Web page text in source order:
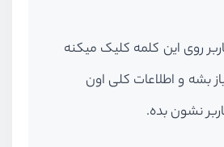
روی این کلمه کلیک میکنه
بشه و اطلاعات کلی اون
نشون بده.